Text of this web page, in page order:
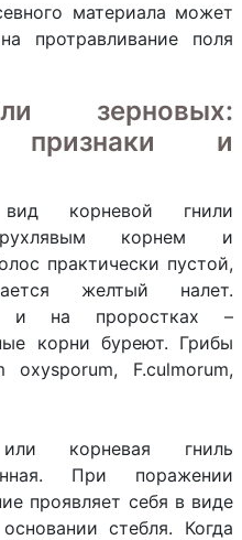
материала может
протравливание поля
зерновых:
признаки и
корневой гнили
корнем и
практически пустой,
желтый налет.
и на проростках –
корни буреют. Грибы
oxysporum, F.culmorum,
или корневая гниль
При поражении
проявляет себя в виде
стебля. Когда